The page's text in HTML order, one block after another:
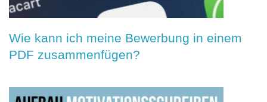
Wie kann ich meine Bewerbung in einem
PDF zusammenfügen?